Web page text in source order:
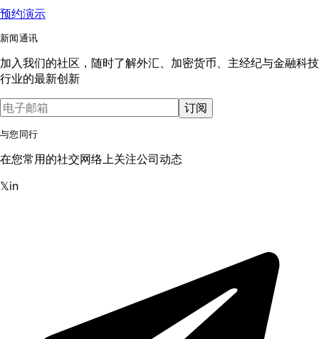
预约演示
新闻通讯
加入我们的社区，随时了解外汇、加密货币、主经纪与金融科技
行业的最新创新
订阅
与您同行
在您常用的社交网络上关注公司动态
𝕏in